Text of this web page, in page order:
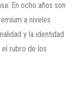
En ocho años son
a niveles
y la identidad
rubro de los